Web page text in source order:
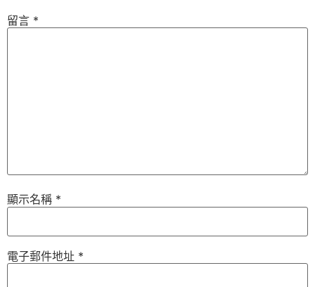
留言 *
顯示名稱 *
電子郵件地址 *